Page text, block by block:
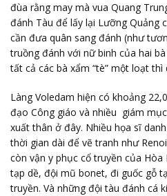
đùa rằng may mà vua Quang
đánh Tàu để lấy lại Lưỡng Quảng
cần đưa quân sang đánh (như
truồng đánh với nữ binh của hai
tất cả các bà xẩm “tè” một loạt
Làng Voledam hiện có khoảng
đạo Công giáo và nhiều giám
xuất thân ở đây. Nhiều họa sĩ
thời gian dài để vẽ tranh như
còn vận y phục cổ truyền của
tạp dề, đội mũ bonet, đi guốc gỗ
truyền. Và những đội tàu đánh cá